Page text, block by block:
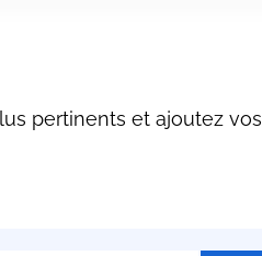
pertinents et ajoutez vos